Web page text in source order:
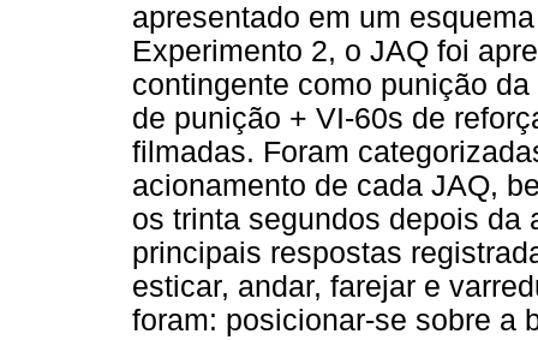
apresentado em um
Experimento 2, o JAQ foi
contingente como punição
de punição + VI-60s de
filmadas. Foram
acionamento de cada JAQ,
os trinta segundos depois da
principais respostas
esticar, andar, farejar e
foram: posicionar-se sobre a